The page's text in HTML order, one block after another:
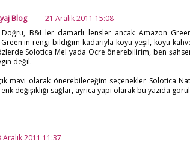
Blog
21 Aralık 2011 15:08
Doğru, B&L'ler damarlı lensler ancak Amazon
rengi bildiğim kadarıyla koyu yeşil, koyu
Solotica Mel yada Ocre önerebilirim, ben
değil.
mavi olarak önerebileceğim seçenekler Solotica
değişikliği sağlar, ayrıca yapı olarak bu yazıda
Aralık 2011 11:37